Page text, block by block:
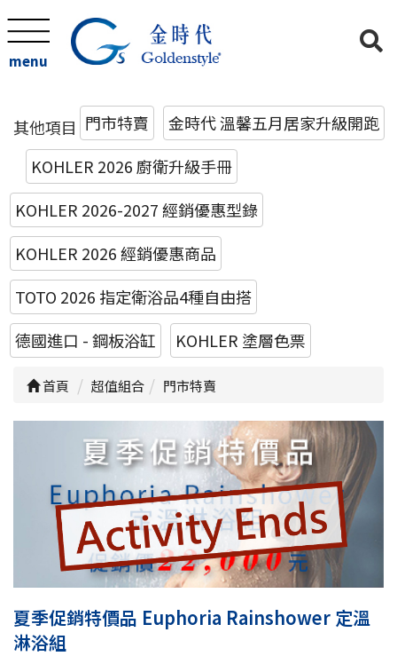
menu
其他項目 門市特賣
金時代 溫馨五月居家升級開跑
KOHLER 2026 廚衛升級手冊
KOHLER 2026-2027 經銷優惠型錄
KOHLER 2026 經銷優惠商品
TOTO 2026 指定衛浴品4種自由搭
德國進口 - 鋼板浴缸
KOHLER 塗層色票
首頁 超值組合 門市特賣
夏季促銷特價品 Euphoria Rainshower 定溫
淋浴組